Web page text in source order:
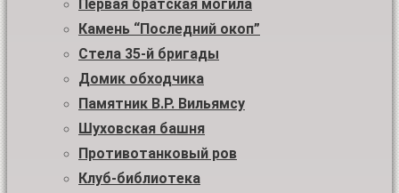
Первая братская могила
Камень “Последний окоп”
Стела 35-й бригады
Домик обходчика
Памятник В.Р. Вильямсу
Шуховская башня
Противотанковый ров
Клуб-библиотека